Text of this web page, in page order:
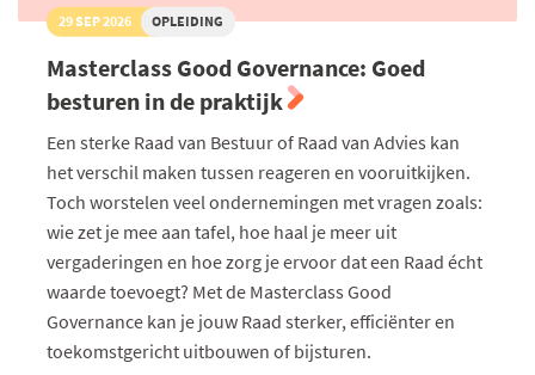
29 SEP 2026 OPLEIDING
Masterclass Good Governance: Goed
besturen in de praktijk
Een sterke Raad van Bestuur of Raad van Advies kan
het verschil maken tussen reageren en vooruitkijken.
Toch worstelen veel ondernemingen met vragen zoals:
wie zet je mee aan tafel, hoe haal je meer uit
vergaderingen en hoe zorg je ervoor dat een Raad écht
waarde toevoegt? Met de Masterclass Good
Governance kan je jouw Raad sterker, efficiënter en
toekomstgericht uitbouwen of bijsturen.